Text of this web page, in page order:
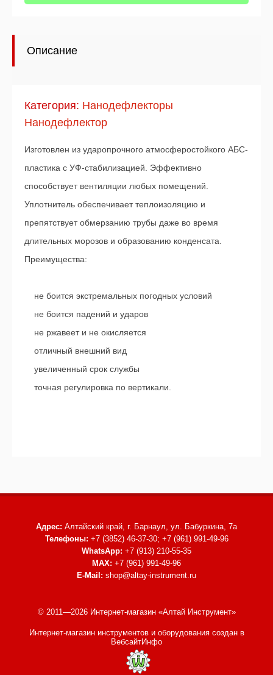
Описание
Категория: Нанодефлекторы
Нанодефлектор
Изготовлен из ударопрочного атмосферостойкого АБС-
пластика с УФ-стабилизацией. Эффективно
способствует вентиляции любых помещений.
Уплотнитель обеспечивает теплоизоляцию и
препятствует обмерзанию трубы даже во время
длительных морозов и образованию конденсата.
Преимущества:
не боится экстремальных погодных условий
не боится падений и ударов
не ржавеет и не окисляется
отличный внешний вид
увеличенный срок службы
точная регулировка по вертикали.
Адрес: Алтайский край, г. Барнаул, ул. Бабуркина, 7а
Телефоны: +7 (3852) 46-37-30; +7 (961) 991-49-96
WhatsApp: +7 (913) 210-55-35
MAX: +7 (961) 991-49-96
E-Mail: shop@altay-instrument.ru
© 2011—2026 Интернет-магазин «Алтай Инструмент»
Интернет-магазин инструментов и оборудованиясоздан в
ВебсайтИнфо